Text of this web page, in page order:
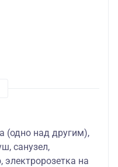
(одно над другим),
санузел,
электророзетка на